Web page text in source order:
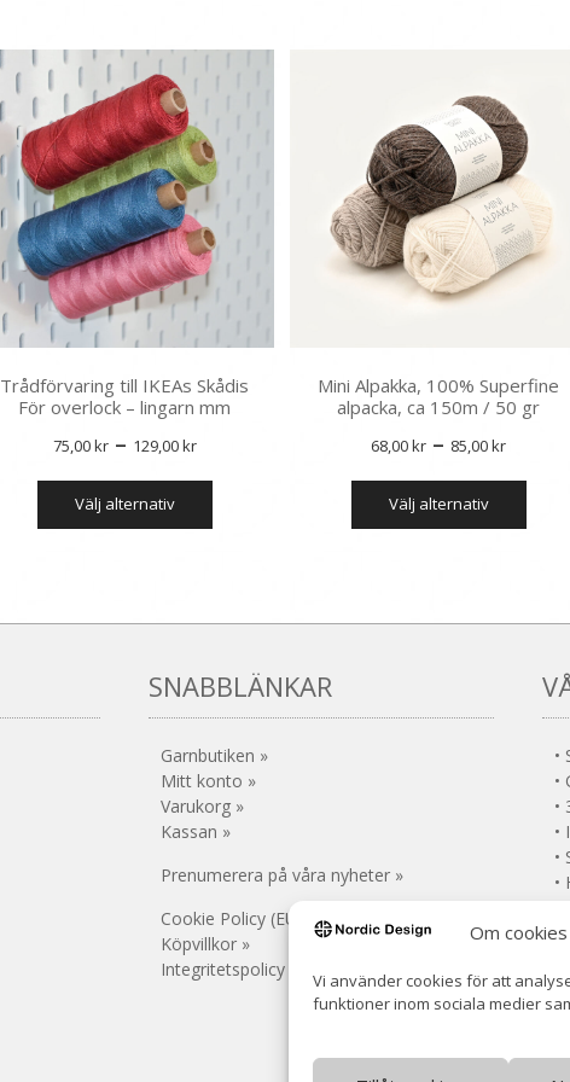
Om
Vi använder cookies för att
funktioner inom sociala medier
Trådförvaring till IKEAs Skådis
För overlock – lingarn mm
75,00kr – 129,00krPrisintervall:
75,00 kr
välj alternativ
Den
produkten
alternativen
på
produktsidan
Mini Alpakka, 100% Superfine
alpacka, ca 150m / 50 gr
68,00kr – 85,00kr
68,00 kr
välj alternativ
Den
SNABBLÄNKAR
Garnbutiken »
Mitt konto »
Varukorg »
Kassan »
Prenumerera på våra nyheter »
Cookie Policy (EU) »
Köpvillkor »
Integritetspolicy (GDPR) »
•
•
•
•
•
•
•